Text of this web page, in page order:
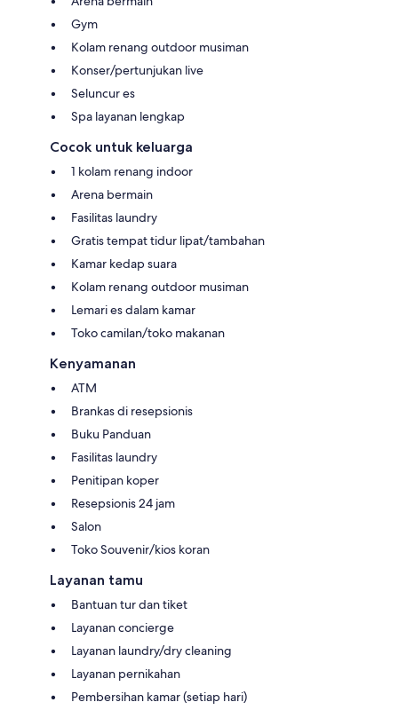
Gym
Kolam renang outdoor musiman
Konser/pertunjukan live
Seluncur es
Spa layanan lengkap
Cocok untuk keluarga
1 kolam renang indoor
Arena bermain
Fasilitas laundry
Gratis tempat tidur lipat/tambahan
Kamar kedap suara
Kolam renang outdoor musiman
Lemari es dalam kamar
Toko camilan/toko makanan
Kenyamanan
ATM
Brankas di resepsionis
Buku Panduan
Fasilitas laundry
Penitipan koper
Resepsionis 24 jam
Salon
Toko Souvenir/kios koran
Layanan tamu
Bantuan tur dan tiket
Layanan concierge
Layanan laundry/dry cleaning
Layanan pernikahan
Pembersihan kamar (setiap hari)